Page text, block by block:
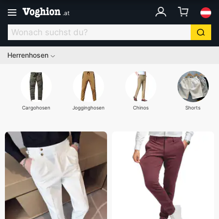
.at
Herrenhosen
Cargohosen Jogginghosen Chinos Shorts